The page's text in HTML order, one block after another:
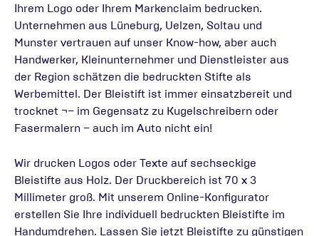
Ihrem Logo oder Ihrem Markenclaim bedrucken.
Unternehmen aus Lüneburg, Uelzen, Soltau und
Munster vertrauen auf unser Know-how, aber auch
Handwerker, Kleinunternehmer und Dienstleister aus
der Region schätzen die bedruckten Stifte als
Werbemittel. Der Bleistift ist immer einsatzbereit und
trocknet ¬– im Gegensatz zu Kugelschreibern oder
Fasermalern – auch im Auto nicht ein!
Wir drucken Logos oder Texte auf sechseckige
Bleistifte aus Holz. Der Druckbereich ist 70 x 3
Millimeter groß. Mit unserem Online-Konfigurator
erstellen Sie Ihre individuell bedruckten Bleistifte im
Handumdrehen. Lassen Sie jetzt Bleistifte zu günstigen